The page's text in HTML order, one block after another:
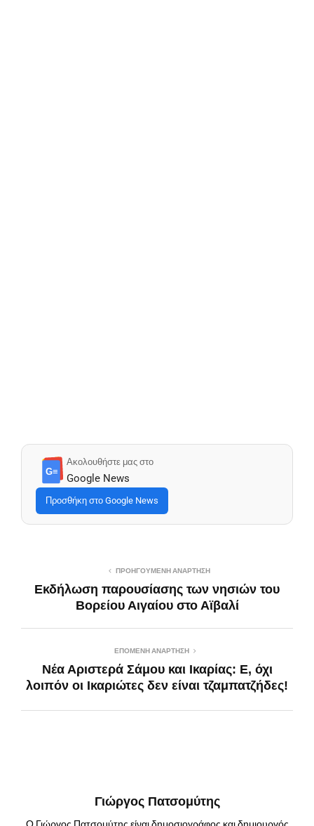
G≡
Ακολουθήστε μας στο
Google News
Προσθήκη στο Google News
ΠΡΟΗΓΟΎΜΕΝΗ ΑΝΆΡΤΗΣΗ
Εκδήλωση παρουσίασης των νησιών του
Βορείου Αιγαίου στο Αϊβαλί
ΕΠΌΜΕΝΗ ΑΝΆΡΤΗΣΗ
Νέα Αριστερά Σάμου και Ικαρίας: Ε, όχι
λοιπόν οι Ικαριώτες δεν είναι τζαμπατζήδες!
Γιώργος Πατσομύτης